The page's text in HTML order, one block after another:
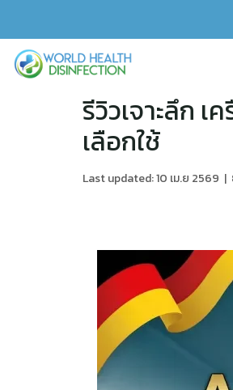
รีวิวเจาะลึก
เลือกใช้
Last updated: 10 เม.ย 2569 |